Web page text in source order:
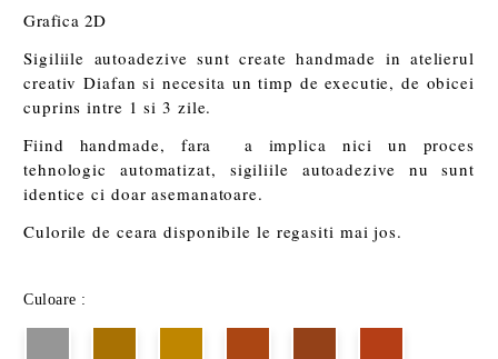
Grafica 2D
Sigiliile autoadezive sunt create handmade in atelierul
creativ Diafan si necesita un timp de executie, de obicei
cuprins intre 1 si 3 zile.
Fiind handmade, fara a implica nici un proces
tehnologic automatizat, sigiliile autoadezive nu sunt
identice ci doar asemanatoare.
Culorile de ceara disponibile le regasiti mai jos.
Culoare :